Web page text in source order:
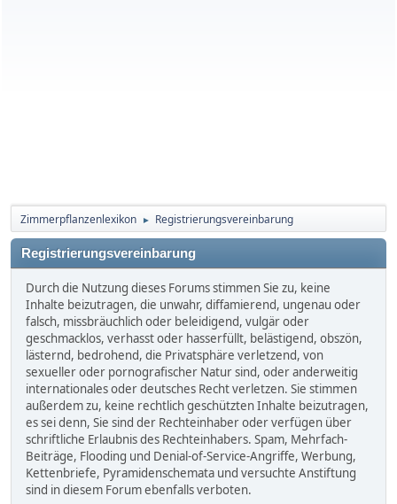
Zimmerpflanzenlexikon ► Registrierungsvereinbarung
Registrierungsvereinbarung
Durch die Nutzung dieses Forums stimmen Sie zu, keine
Inhalte beizutragen, die unwahr, diffamierend, ungenau oder
falsch, missbräuchlich oder beleidigend, vulgär oder
geschmacklos, verhasst oder hasserfüllt, belästigend, obszön,
lästernd, bedrohend, die Privatsphäre verletzend, von
sexueller oder pornografischer Natur sind, oder anderweitig
internationales oder deutsches Recht verletzen. Sie stimmen
außerdem zu, keine rechtlich geschützten Inhalte beizutragen,
es sei denn, Sie sind der Rechteinhaber oder verfügen über
schriftliche Erlaubnis des Rechteinhabers. Spam, Mehrfach-
Beiträge, Flooding und Denial-of-Service-Angriffe, Werbung,
Kettenbriefe, Pyramidenschemata und versuchte Anstiftung
sind in diesem Forum ebenfalls verboten.